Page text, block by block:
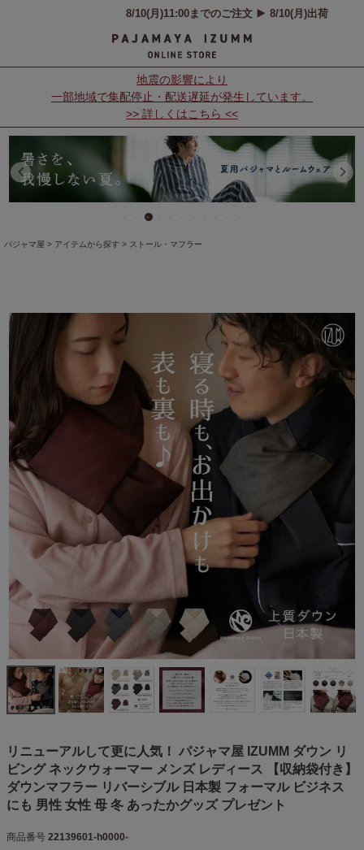
地震の影響により
一部地域で集配停止・配送遅延が発生しています。
>> 詳しくはこちら <<
パジャマ屋 アイテムから探す ストール・マフラー
リニューアルして更に人気！ パジャマ屋 IZUMM ダウン リ
ビング ネックウォーマー メンズ レディース 【収納袋付き】
ダウンマフラー リバーシブル 日本製 フォーマル ビジネス
にも 男性 女性 母 冬 あったかグッズ プレゼント
商品番号 22139601-h0000-